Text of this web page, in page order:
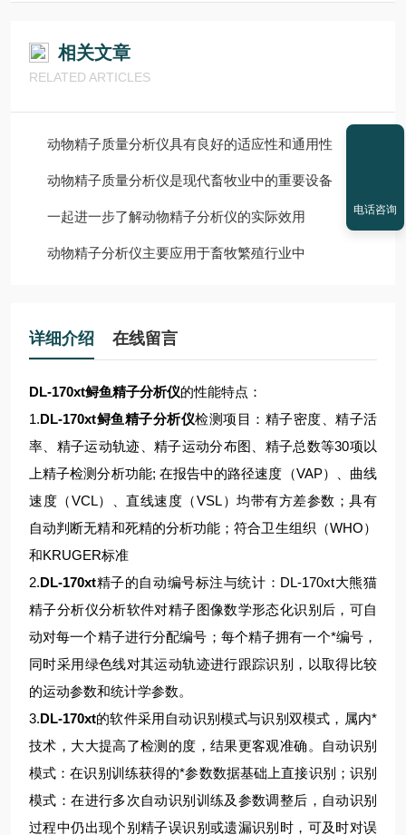
相关文章
RELATED ARTICLES
动物精子质量分析仪具有良好的适应性和通用性
动物精子质量分析仪是现代畜牧业中的重要设备
一起进一步了解动物精子分析仪的实际效用
动物精子分析仪主要应用于畜牧繁殖行业中
详细介绍 在线留言
DL-170xt鲟鱼精子分析仪的性能特点：
1.DL-170xt鲟鱼精子分析仪检测项目：精子密度、精子活
率、精子运动轨迹、精子运动分布图、精子总数等30项以
上精子检测分析功能; 在报告中的路径速度（VAP）、曲线
速度（VCL）、直线速度（VSL）均带有方差参数；具有
自动判断无精和死精的分析功能；符合卫生组织（WHO）
和KRUGER标准
2.DL-170xt精子的自动编号标注与统计：DL-170xt大熊猫
精子分析仪分析软件对精子图像数学形态化识别后，可自
动对每一个精子进行分配编号；每个精子拥有一个*编号，
同时采用绿色线对其运动轨迹进行跟踪识别，以取得比较
的运动参数和统计学参数。
3.DL-170xt的软件采用自动识别模式与识别双模式，属内*
技术，大大提高了检测的度，结果更客观准确。自动识别
模式：在识别训练获得的*参数数据基础上直接识别；识别
模式：在进行多次自动识别训练及参数调整后，自动识别
过程中仍出现个别精子误识别或遗漏识别时，可及时对误
电话咨询